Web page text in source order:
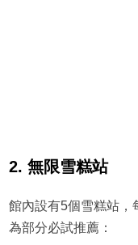
2. 無限雪糕站
館內設有5個雪糕站，
為部分必試推薦：